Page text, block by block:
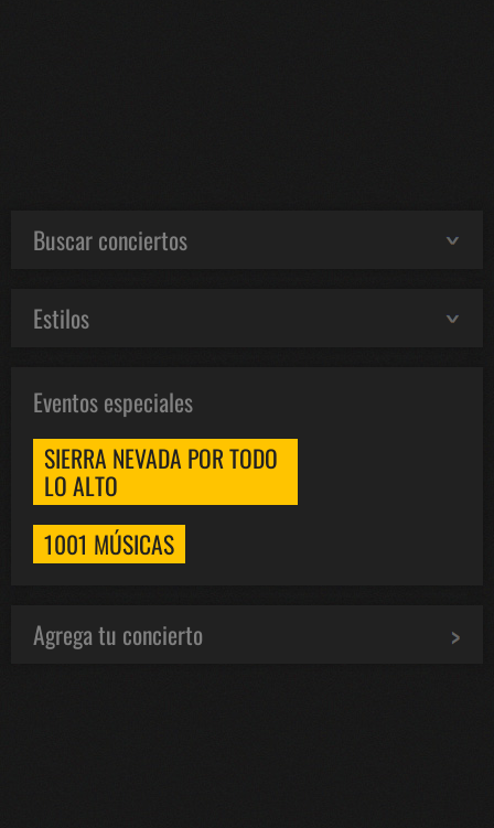
Buscar conciertos
Estilos
Eventos especiales
SIERRA NEVADA POR TODO
LO ALTO
1001 MÚSICAS
Agrega tu concierto